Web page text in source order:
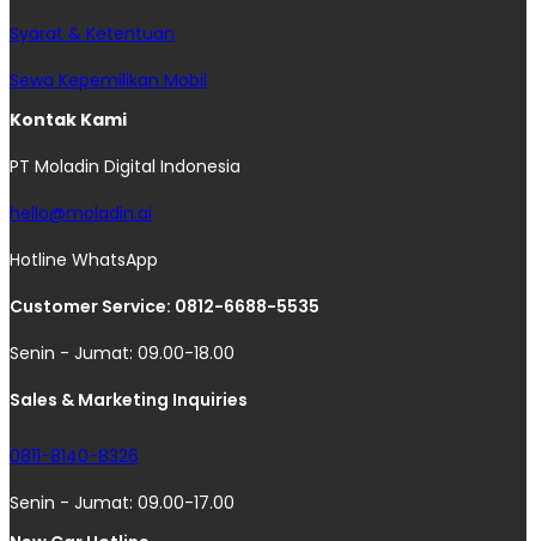
Syarat & Ketentuan
Sewa Kepemilikan Mobil
Kontak Kami
PT Moladin Digital Indonesia
hello@moladin.ai
Hotline WhatsApp
Customer Service: 0812-6688-5535
Senin - Jumat: 09.00-18.00
Sales & Marketing Inquiries
0811-8140-8326
Senin - Jumat: 09.00-17.00